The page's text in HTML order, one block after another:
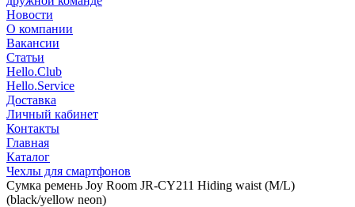
Новости
О компании
Вакансии
Статьи
Hello.Club
Hello.Service
Доставка
Личный кабинет
Контакты
Главная
Каталог
Чехлы для смартфонов
Сумка ремень Joy Room JR-CY211 Hiding waist (M/L)
(black/yellow neon)